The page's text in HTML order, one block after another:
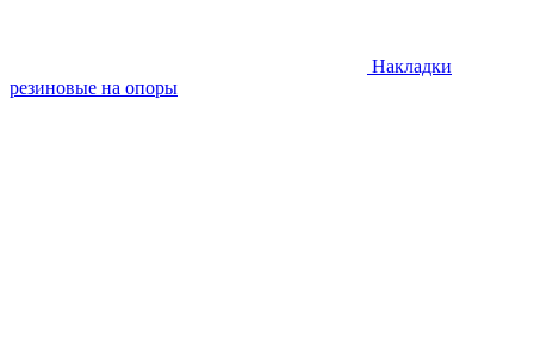
Накладки
резиновые на опоры